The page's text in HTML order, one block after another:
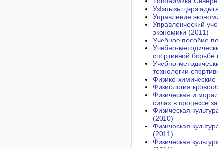
УзIэпызыщэрэ
Управление
Управленческий
экономики (2011)
Учебное пособие
Учебно-
cпортивной
Учебно-
технологии
Физико-
Физиология
Физическая и
силах в процессе
Физическая
(2010)
Физическая
(2011)
Физическая